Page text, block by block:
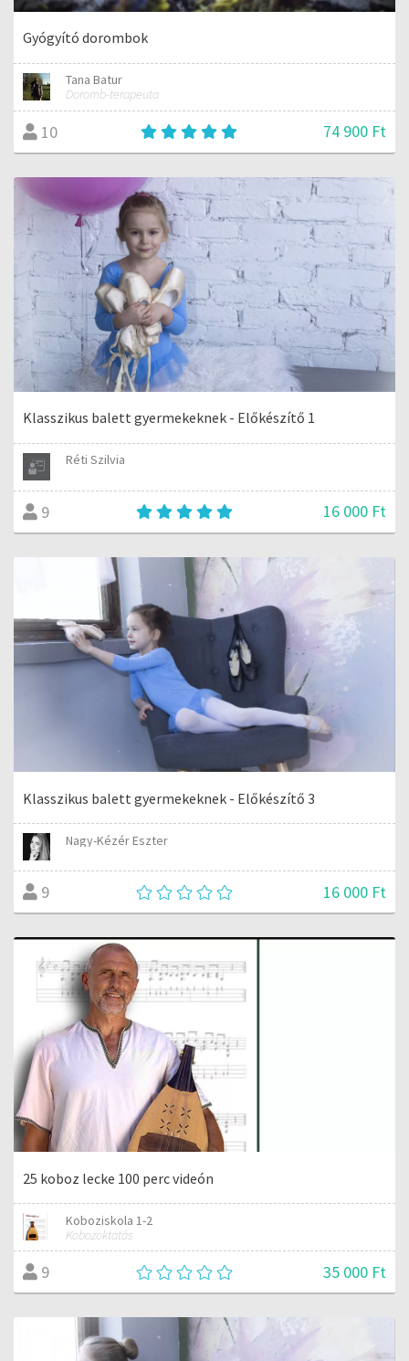
Gyógyító dorombok
Tana Batur
Doromb-terapeuta
10 74 900 Ft
Klasszikus balett gyermekeknek - Előkészítő 1
Réti Szilvia
9 16 000 Ft
Klasszikus balett gyermekeknek - Előkészítő 3
Nagy-Kézér Eszter
9 16 000 Ft
25 koboz lecke 100 perc videón
Koboziskola 1-2
Kobozoktatás
9 35 000 Ft